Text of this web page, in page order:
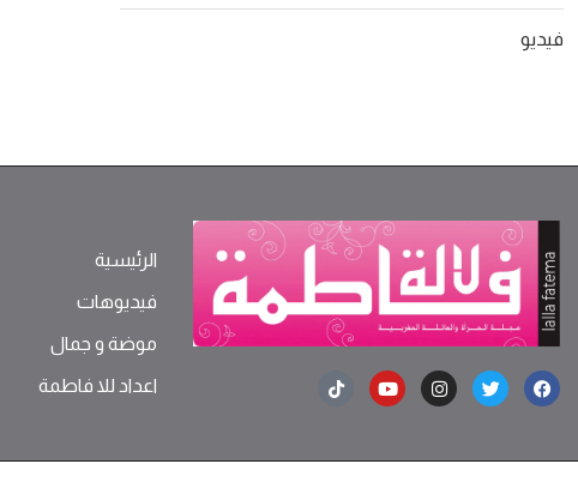
فيديو
الرئيسية
فيديوهات
موضة ‫و‬ ‫‬‫جمال‬
اعداد للا فاطمة